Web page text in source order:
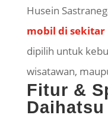
Husein
mobil di sekitar
dipilih untuk
wisatawan,
Fitur &